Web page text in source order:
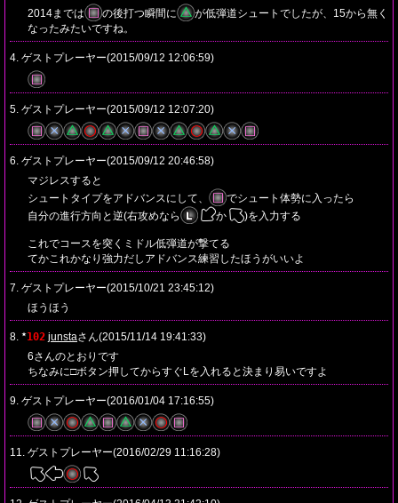
2014までは
の後打つ瞬間に
が低弾道シュートでしたが、15から無く
なったみたいですね。
4. ゲストプレーヤー(2015/09/12 12:06:59)
5. ゲストプレーヤー(2015/09/12 12:07:20)
6. ゲストプレーヤー(2015/09/12 20:46:58)
マジレスすると
シュートタイプをアドバンスにして、
でシュート体勢に入ったら
自分の進行方向と逆(右攻めなら
か )を入力する
これでコースを突くミドル低弾道が撃てる
てかこれかなり強力だしアドバンス練習したほうがいいよ
7. ゲストプレーヤー(2015/10/21 23:45:12)
ほうほう
8. ★102 junstaさん(2015/11/14 19:41:33)
6さんのとおりです
ちなみに□ボタン押してからすぐLを入れると決まり易いですよ
9. ゲストプレーヤー(2016/01/04 17:16:55)
11. ゲストプレーヤー(2016/02/29 11:16:28)